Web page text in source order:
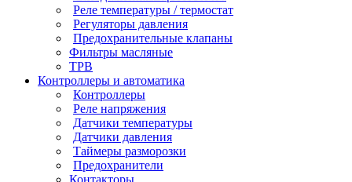
Реле температуры / термостат
Регуляторы давления
Предохранительные клапаны
Фильтры масляные
ТРВ
Контроллеры и автоматика
Контроллеры
Реле напряжения
Датчики температуры
Датчики давления
Таймеры разморозки
Предохранители